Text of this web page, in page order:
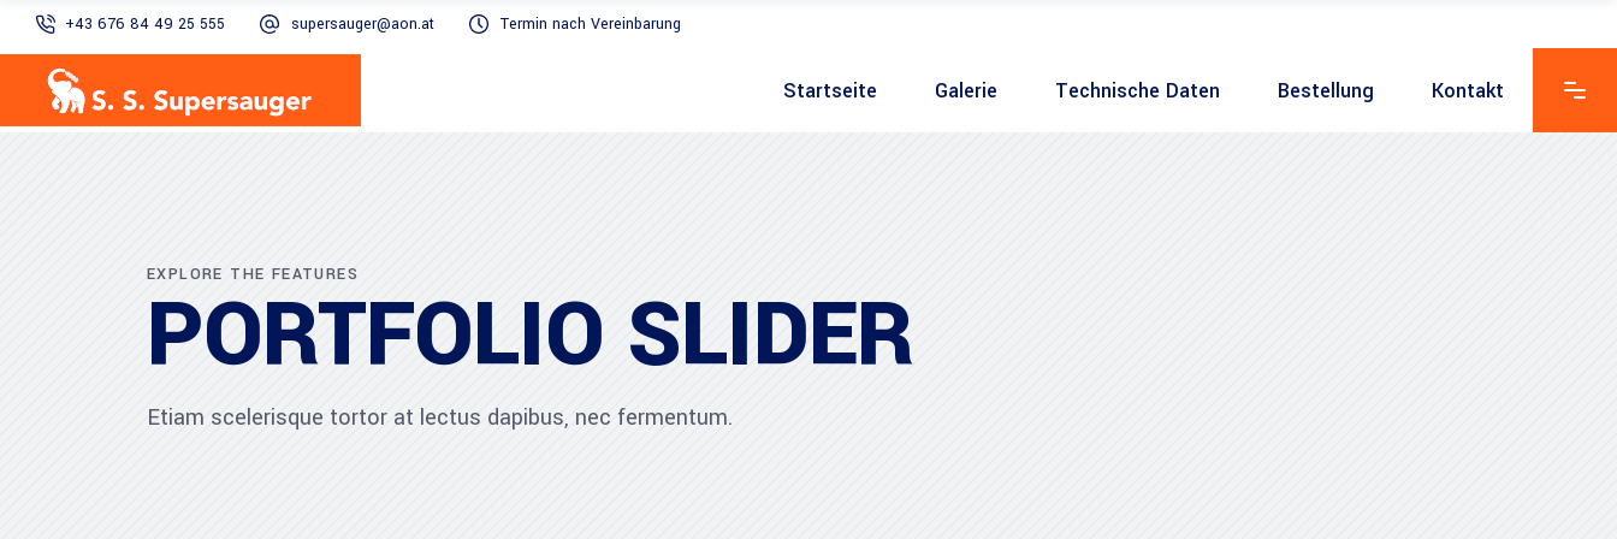
+43 676 84 49 25 555 supersauger@aon.at Termin nach Vereinbarung
Startseite Galerie Technische Daten Bestellung Kontakt
EXPLORE THE FEATURES
PORTFOLIO SLIDER
Etiam scelerisque tortor at lectus dapibus, nec fermentum.